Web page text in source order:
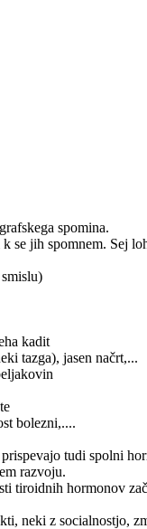
spomina.
jih spomnem. Sej
kadit
tazga), jasen načrt,...
bolezni,....
tudi spolni
razvoju.
tiroidnih hormonov
neki z socialnostjo,